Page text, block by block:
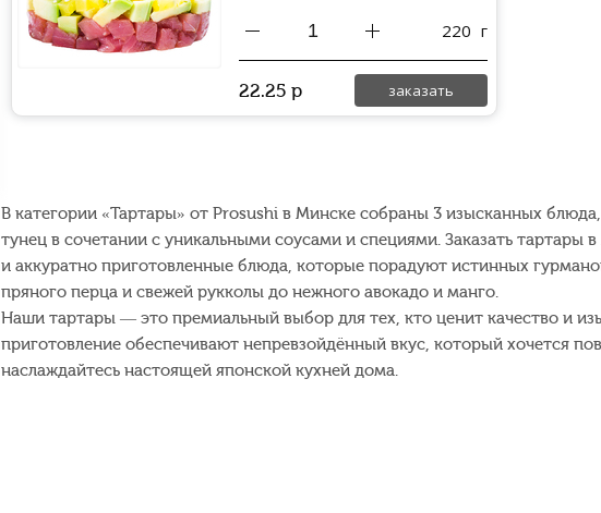
220 г
22.25 р заказать
В категории «Тартары» от Prosushi в Минске собраны 3 изысканных
тунец в сочетании с уникальными соусами и специями. Заказать
и аккуратно приготовленные блюда, которые порадуют истинных
пряного перца и свежей рукколы до нежного авокадо и манго.
Наши тартары — это премиальный выбор для тех, кто ценит качество и
приготовление обеспечивают непревзойдённый вкус, который хочется
наслаждайтесь настоящей японской кухней дома.